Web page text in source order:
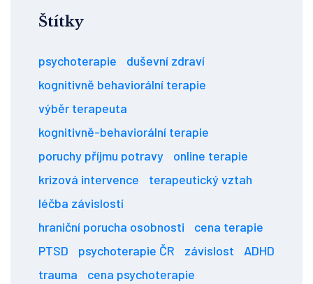
Štítky
psychoterapie
duševní zdraví
kognitivně behaviorální terapie
výběr terapeuta
kognitivně-behaviorální terapie
poruchy příjmu potravy
online terapie
krizová intervence
terapeutický vztah
léčba závislostí
hraniční porucha osobnosti
cena terapie
PTSD
psychoterapie ČR závislost
ADHD
trauma
cena psychoterapie